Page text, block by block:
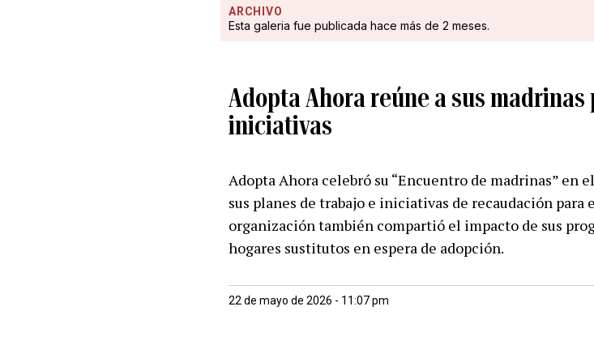
ARCHIVO
Esta galeria fue publicada hace más de 2 meses.
Adopta Ahora reúne a sus
iniciativas
Adopta Ahora celebró su “Encuentro de madrinas” en
sus planes de trabajo e iniciativas de recaudación para
organización también compartió el impacto de sus
hogares sustitutos en espera de adopción.
22 de mayo de 2026 - 11:07 pm